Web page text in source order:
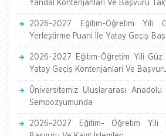
Yandal Kontenjanlari Ve Başvuru
2026-2027 Eğitim-Öğretim Yili
Yerleştirme Puani İle Yatay Geçiş
2026-2027 Eğitim-Öğretim Yili Güz
Yatay Geçiş Kontenjanlari Ve
Üniversitemiz Uluslararası Anadolu
Sempozyumunda
2026-2027 Eğitim- Öğretim Yılı